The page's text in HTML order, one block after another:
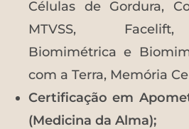
Células de Gordura,
MTVSS, Facelift,
Biomimétrica e
com a Terra, Memória
Certificação em
(Medicina da Alma);